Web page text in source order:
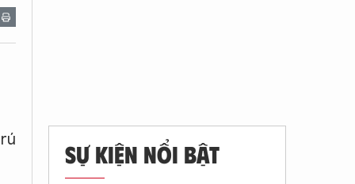
SỰ KIỆN NỔI BẬT